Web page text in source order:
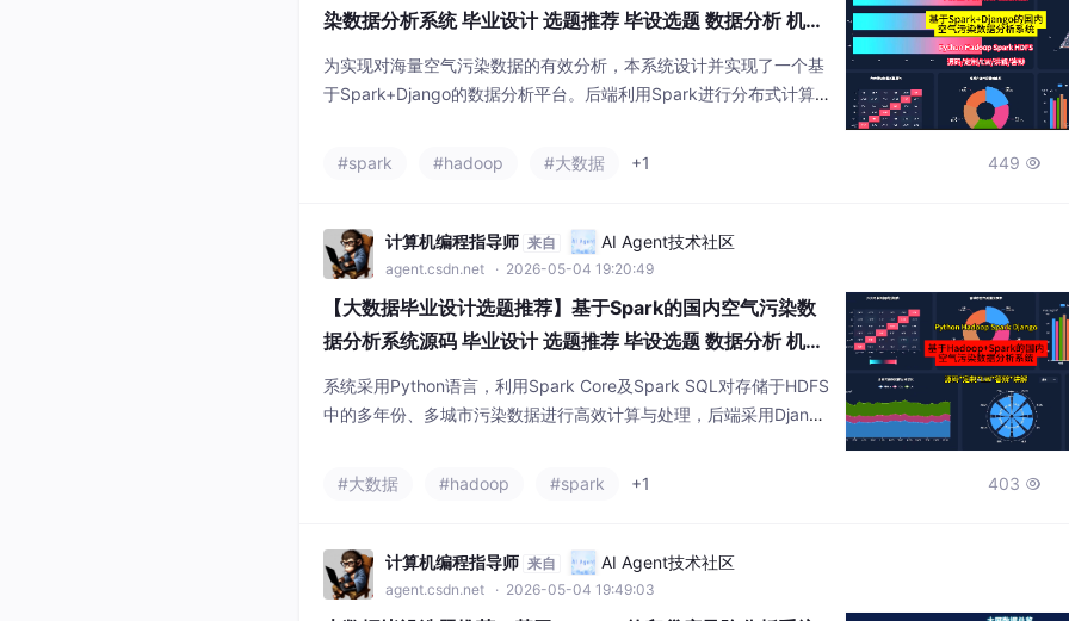
染数据分析系统 毕业设计 选题推荐 毕设选题 数据分析 机器
学习 数据挖掘
为实现对海量空气污染数据的有效分析，本系统设计并实现了一个基
于Spark+Django的数据分析平台。后端利用Spark进行分布式计算与
s，实现数据的动态可视化。系统涵盖了污染物年际趋势、季节特
征、城市对比、相关性及气象影响等核心分析功能，旨在将复杂的环
途径。
#spark #hadoop #大数据 +1 449 
计算机编程指导师 来自 AI Agent技术社区
agent.csdn.net · 2026-05-04 19:20:49
【大数据毕业设计选题推荐】基于Spark的国内空气污染数
据分析系统源码 毕业设计 选题推荐 毕设选题 数据分析 机器
学习 数据挖掘
系统采用Python语言，利用Spark Core及Spark SQL对存储于HDFS
中的多年份、多城市污染数据进行高效计算与处理，后端采用Django
实现了时间趋势、空间对比、污染物相关性等核心分析功能，为环境
数据研究提供了一个可行的大数据解决方案。
#大数据 #hadoop #spark +1 403 
计算机编程指导师 来自 AI Agent技术社区
agent.csdn.net · 2026-05-04 19:49:03